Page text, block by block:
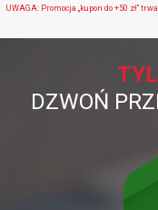
UWAGA: Promocja „kupon do +50 zł”
DZWOŃ